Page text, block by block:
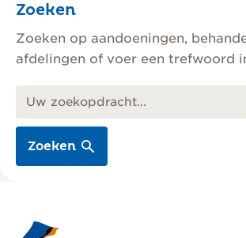
Zoeken
Zoeken op aandoeningen,
afdelingen of voer een trefwoord
Zoeken